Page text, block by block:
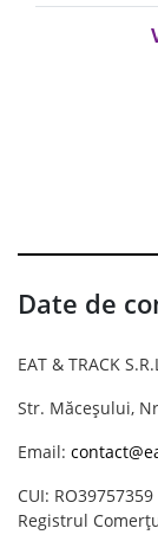
Date de
EAT & TRACK
Str. Măceșului,
Email:
CUI: RO39757359
Registrul